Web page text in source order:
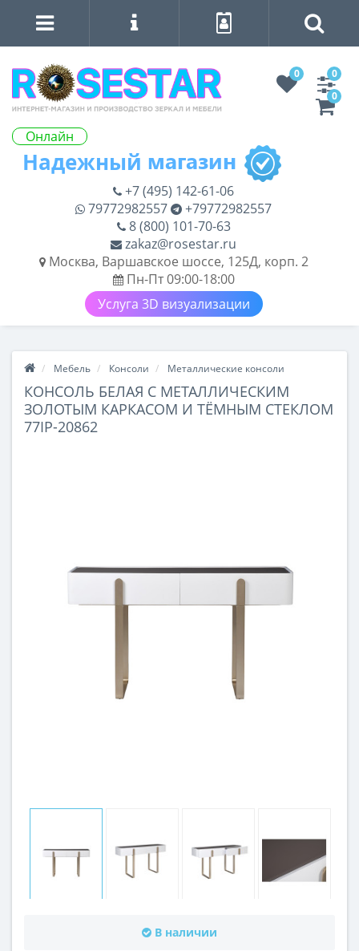
Онлайн
0
0
0
+7 (495) 142-61-06
79772982557
+79772982557
8 (800) 101-70-63
zakaz@rosestar.ru
Москва, Варшавское шоссе, 125Д, корп. 2
Пн-Пт 09:00-18:00
Услуга 3D визуализации
Мебель Консоли Металлические консоли
КОНСОЛЬ БЕЛАЯ С МЕТАЛЛИЧЕСКИМ
ЗОЛОТЫМ КАРКАСОМ И ТЁМНЫМ СТЕКЛОМ
77IP-20862
В наличии